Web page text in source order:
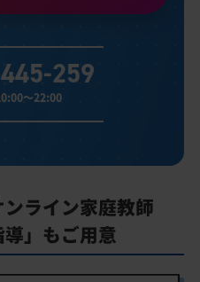
259
～22:00
ライン家庭教師
導」もご用意